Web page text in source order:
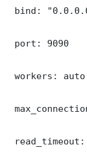
bind:
port: 9090
workers: auto
read_timeout: